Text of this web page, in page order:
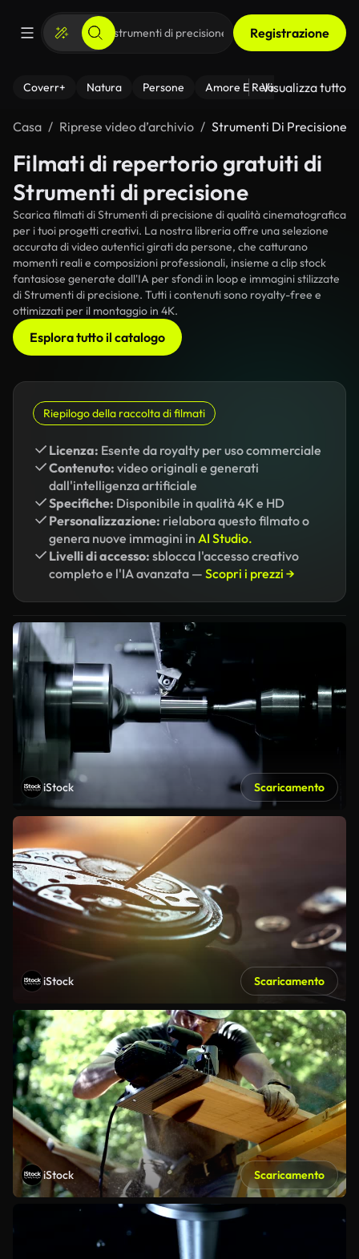
Registrazione
Coverr+ Natura Persone Amore E Relazioni Il
Visualizza tutto
Casa Riprese video d’archivio Strumenti Di Precisione
Filmati di repertorio gratuiti di
Strumenti di precisione
Scarica filmati di Strumenti di precisione di qualità cinematografica
per i tuoi progetti creativi. La nostra libreria offre una selezione
accurata di video autentici girati da persone, che catturano
momenti reali e composizioni professionali, insieme a clip stock
fantasiose generate dall'IA per sfondi in loop e immagini stilizzate
di Strumenti di precisione. Tutti i contenuti sono royalty-free e
ottimizzati per il montaggio in 4K.
Esplora tutto il catalogo
Riepilogo della raccolta di filmati
Licenza: Esente da royalty per uso commerciale
Contenuto: video originali e generati
dall'intelligenza artificiale
Specifiche: Disponibile in qualità 4K e HD
Personalizzazione: rielabora questo filmato o
genera nuove immagini in AI Studio.
Livelli di accesso: sblocca l'accesso creativo
completo e l'IA avanzata — Scopri i prezzi →
iStock Scaricamento
iStock Scaricamento
iStock Scaricamento